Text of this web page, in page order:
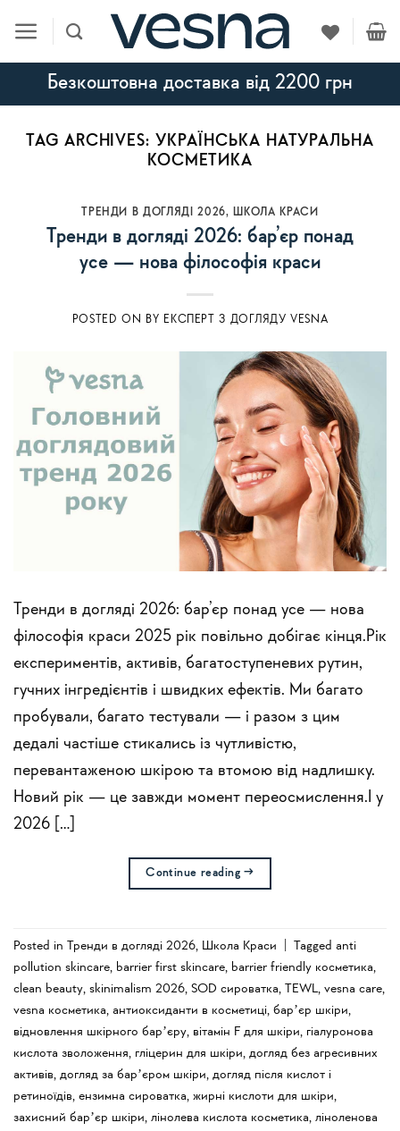
content
Безкоштовна доставка від 2200 грн
TAG ARCHIVES: УКРАЇНСЬКА НАТУРАЛЬНА
КОСМЕТИКА
ТРЕНДИ В ДОГЛЯДІ 2026, ШКОЛА КРАСИ
Тренди в догляді 2026: бар’єр понад
усе — нова філософія краси
POSTED ON BY ЕКСПЕРТ З ДОГЛЯДУ VESNA
Тренди в догляді 2026: бар’єр понад усе — нова
філософія краси 2025 рік повільно добігає кінця.Рік
експериментів, активів, багатоступеневих рутин,
гучних інгредієнтів і швидких ефектів. Ми багато
пробували, багато тестували — і разом з цим
дедалі частіше стикались із чутливістю,
перевантаженою шкірою та втомою від надлишку.
Новий рік — це завжди момент переосмислення.І у
2026 […]
Continue reading→
Posted in Тренди в догляді 2026, Школа Краси Tagged anti
pollution skincare, barrier first skincare, barrier friendly косметика,
clean beauty, skinimalism 2026, SOD сироватка, TEWL, vesna care,
vesna косметика, антиоксиданти в косметиці, барʼєр шкіри,
відновлення шкірного барʼєру, вітамін F для шкіри, гіалуронова
кислота зволоження, гліцерин для шкіри, догляд без агресивних
активів, догляд за барʼєром шкіри, догляд після кислот і
ретиноїдів, ензимна сироватка, жирні кислоти для шкіри,
захисний барʼєр шкіри, лінолева кислота косметика, ліноленова